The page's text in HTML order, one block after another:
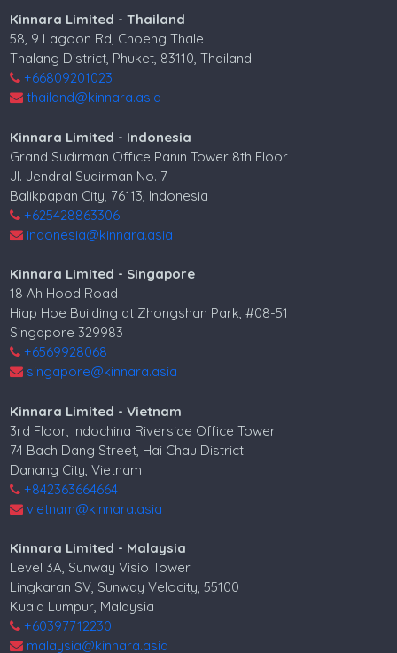
Kinnara Limited - Thailand
58, 9 Lagoon Rd, Choeng Thale
Thalang District, Phuket, 83110, Thailand
+66809201023
thailand@kinnara.asia
Kinnara Limited - Indonesia
Grand Sudirman Office Panin Tower 8th Floor
Jl. Jendral Sudirman No. 7
Balikpapan City, 76113, Indonesia
+625428863306
indonesia@kinnara.asia
Kinnara Limited - Singapore
18 Ah Hood Road
Hiap Hoe Building at Zhongshan Park, #08-51
Singapore 329983
+6569928068
singapore@kinnara.asia
Kinnara Limited - Vietnam
3rd Floor, Indochina Riverside Office Tower
74 Bach Dang Street, Hai Chau District
Danang City, Vietnam
+842363664664
vietnam@kinnara.asia
Kinnara Limited - Malaysia
Level 3A, Sunway Visio Tower
Lingkaran SV, Sunway Velocity, 55100
Kuala Lumpur, Malaysia
+60397712230
malaysia@kinnara.asia